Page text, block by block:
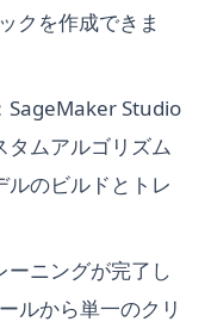
クを作成できま
SageMaker Studio
タムアルゴリズム
のビルドとトレ
ーニングが完了し
ルから単一のクリ